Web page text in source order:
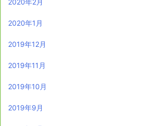
2020年2月
2020年1月
2019年12月
2019年11月
2019年10月
2019年9月